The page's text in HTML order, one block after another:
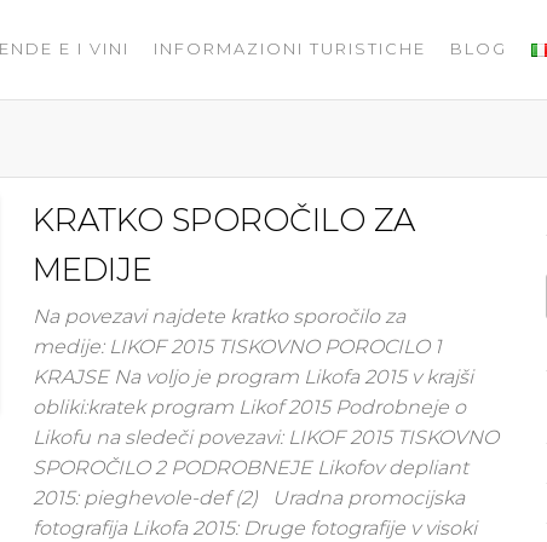
E I VINI INFORMAZIONI TURISTICHE BLOG
KRATKO SPOROČILO ZA
MEDIJE
Na povezavi najdete kratko sporočilo za
medije: LIKOF 2015 TISKOVNO POROCILO 1
KRAJSE Na voljo je program Likofa 2015 v krajši
obliki:kratek program Likof 2015 Podrobneje o
Likofu na sledeči povezavi: LIKOF 2015 TISKOVNO
SPOROČILO 2 PODROBNEJE Likofov depliant
2015: pieghevole-def (2) Uradna promocijska
fotografija Likofa 2015: Druge fotografije v visoki